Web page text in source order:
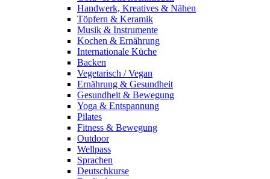
Handwerk, Kreatives & Nähen
Töpfern & Keramik
Musik & Instrumente
Kochen & Ernährung
Internationale Küche
Backen
Vegetarisch / Vegan
Ernährung & Gesundheit
Gesundheit & Bewegung
Yoga & Entspannung
Pilates
Fitness & Bewegung
Outdoor
Wellpass
Sprachen
Deutschkurse